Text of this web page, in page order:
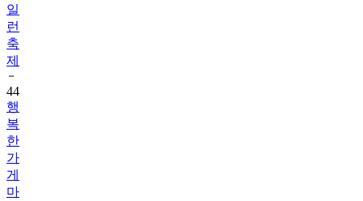
일
런
축
제
44
행
복
한
가
게
마